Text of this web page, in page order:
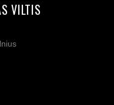
VILTIS